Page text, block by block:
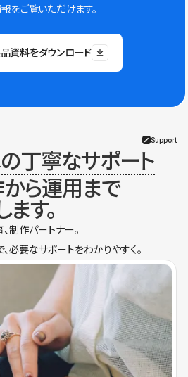
をご覧いただけます。
資料をダウンロード
Support
丁寧なサポート
から運用まで
す。
制作パートナー。
必要なサポートをわかりやすく。